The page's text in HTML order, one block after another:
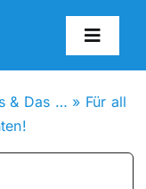
& Das … » Für all